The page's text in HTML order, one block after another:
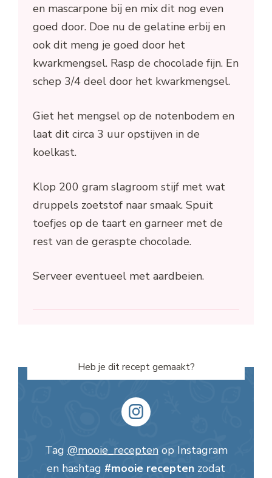
en mascarpone bij en mix dit nog even
goed door. Doe nu de gelatine erbij en
ook dit meng je goed door het
kwarkmengsel. Rasp de chocolade fijn. En
schep 3/4 deel door het kwarkmengsel.
Giet het mengsel op de notenbodem en
laat dit circa 3 uur opstijven in de
koelkast.
Klop 200 gram slagroom stijf met wat
druppels zoetstof naar smaak. Spuit
toefjes op de taart en garneer met de
rest van de geraspte chocolade.
Serveer eventueel met aardbeien.
Heb je dit recept gemaakt?
Tag @mooie_receptenop Instagram
en hashtag #mooie recepten zodat